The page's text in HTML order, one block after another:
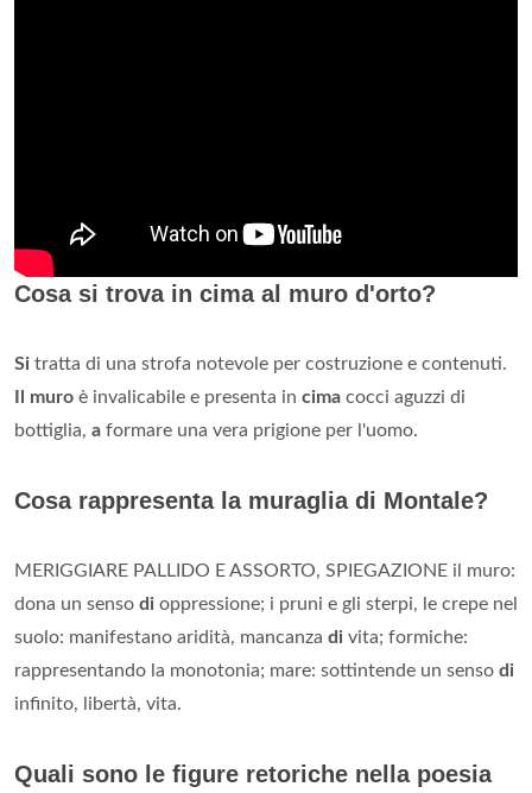
Cosa si trova in cima al muro d'orto?
Si tratta di una strofa notevole per costruzione e contenuti.
Il muro è invalicabile e presenta in cima cocci aguzzi di
bottiglia, a formare una vera prigione per l'uomo.
Cosa rappresenta la muraglia di Montale?
MERIGGIARE PALLIDO E ASSORTO, SPIEGAZIONE il muro:
dona un senso di oppressione; i pruni e gli sterpi, le crepe nel
suolo: manifestano aridità, mancanza di vita; formiche:
rappresentando la monotonia; mare: sottintende un senso di
infinito, libertà, vita.
Quali sono le figure retoriche nella poesia